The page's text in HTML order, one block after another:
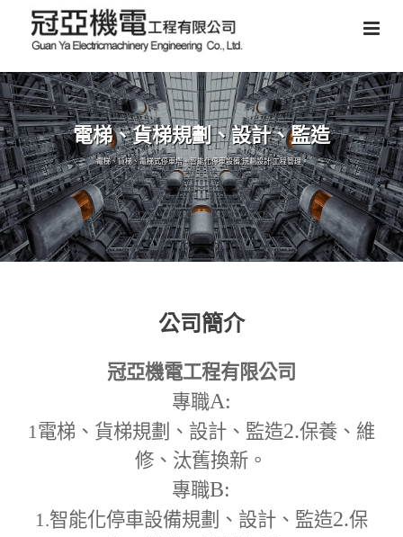
電梯、貨梯規劃、設計、監造
電梯、貨梯、電梯式停車塔、智能化停車設備,規劃設計,工程管理。
公司簡介
冠亞機電工程有限公司
專職A:
1電梯、貨梯規劃、設計、監造2.保養、維
修、汰舊換新。
專職B:
1.智能化停車設備規劃、設計、監造2.保